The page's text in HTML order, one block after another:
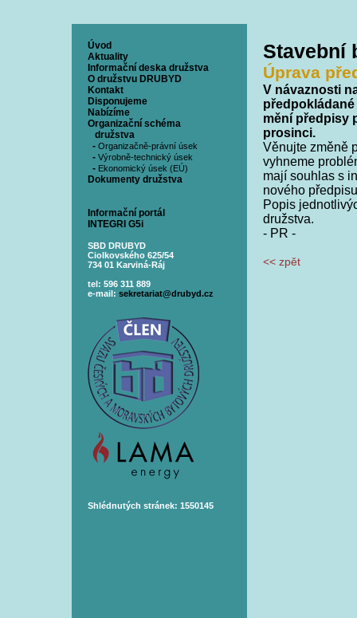
Úvod
Aktuality
Informační deska družstva
O družstvu DRUBYD
Kontakt
Disponujeme
Nabízíme
Organizační schéma
družstva
- Organizačně-právní úsek
- Výrobně-technický úsek
- Ekonomický úsek (EÚ)
Dokumenty družstva
Informační portál
INTEGRI G5i
SBD DRUBYD
Ciolkovského 625/54
734 01 Karviná-Ráj
tel: 596 311 889
e-mail: sekretariat@drubyd.cz
Shlédnutých stránek: 1550145
Stavební
Úprava
V návaznosti
mění předpisy
prosinci.
Věnujte změně
vyhneme
mají souhlas s
nového
Popis
družstva.
- PR -
<< zpět